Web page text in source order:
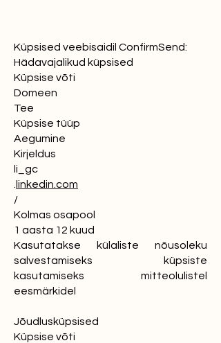
Küpsised veebisaidil ConfirmSend:
Hädavajalikud küpsised
Küpsise võti
Domeen
Tee
Küpsise tüüp
Aegumine
Kirjeldus
li_gc
linkedin.com
/
Kolmas osapool
1 aasta 12 kuud
Kasutatakse külaliste nõusoleku
salvestamiseks küpsiste
kasutamiseks mitteolulistel
eesmärkidel
Jõudlusküpsised
Küpsise võti